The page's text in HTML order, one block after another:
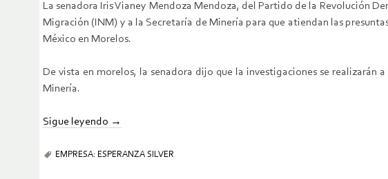
La senadora Iris Vianey Mendoza Mendoza, del Partido de la Revolución
Migración (INM) y a la Secretaría de Minería para que atiendan las
México en Morelos.
De vista en morelos, la senadora dijo que la investigaciones se
Minería.
Sigue leyendo →
EMPRESA: ESPERANZA SILVER